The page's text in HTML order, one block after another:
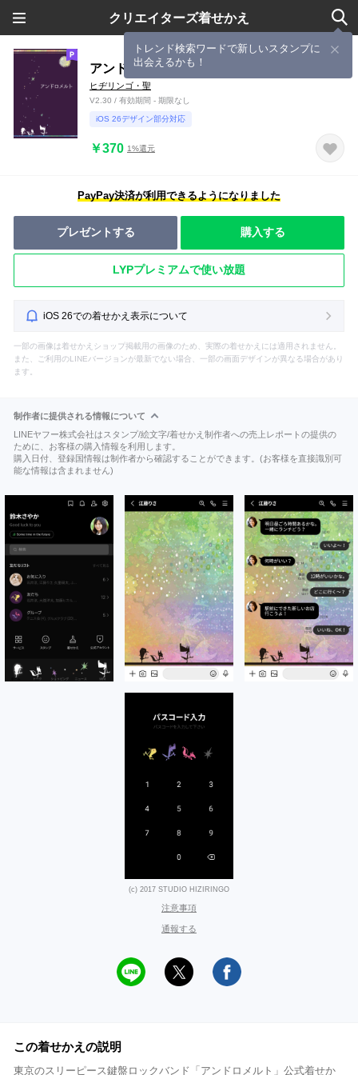
クリエイターズ着せかえ
トレンド検索ワードで新しいスタンプに
出会えるかも！
アンドロメルト
ヒヂリンゴ・聖
V2.30 / 有効期間 - 期限なし
iOS 26デザイン部分対応
￥370 1%還元
PayPay決済が利用できるようになりました
プレゼントする 購入する
LYPプレミアムで使い放題
iOS 26での着せかえ表示について
一部の画像は着せかえショップ掲載用の画像のため、実際の着せかえには適用されません。
また、ご利用のLINEバージョンが最新でない場合、一部の画面デザインが異なる場合があり
ます。
制作者に提供される情報について
LINEヤフー株式会社はスタンプ/絵文字/着せかえ制作者への売上レポートの提供の
ために、お客様の購入情報を利用します。
購入日付、登録国情報は制作者から確認することができます。(お客様を直接識別可
能な情報は含まれません)
(c) 2017 STUDIO HIZIRINGO
注意事項
通報する
この着せかえの説明
東京のスリーピース鍵盤ロックバンド「アンドロメルト」公式着せか